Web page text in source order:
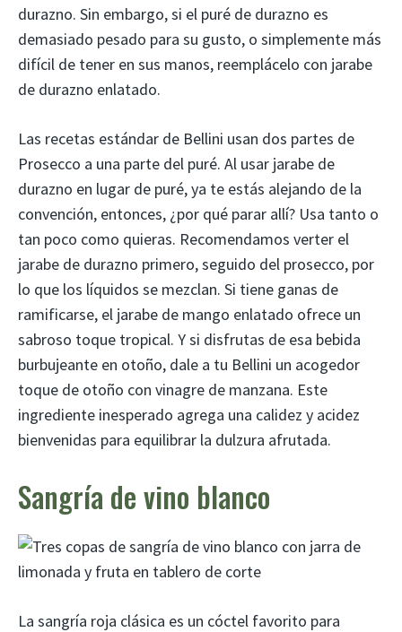
durazno. Sin embargo, si el puré de durazno es
demasiado pesado para su gusto, o simplemente más
difícil de tener en sus manos, reemplácelo con jarabe
de durazno enlatado.
Las recetas estándar de Bellini usan dos partes de
Prosecco a una parte del puré. Al usar jarabe de
durazno en lugar de puré, ya te estás alejando de la
convención, entonces, ¿por qué parar allí? Usa tanto o
tan poco como quieras. Recomendamos verter el
jarabe de durazno primero, seguido del prosecco, por
lo que los líquidos se mezclan. Si tiene ganas de
ramificarse, el jarabe de mango enlatado ofrece un
sabroso toque tropical. Y si disfrutas de esa bebida
burbujeante en otoño, dale a tu Bellini un acogedor
toque de otoño con vinagre de manzana. Este
ingrediente inesperado agrega una calidez y acidez
bienvenidas para equilibrar la dulzura afrutada.
Sangría de vino blanco
La sangría roja clásica es un cóctel favorito para